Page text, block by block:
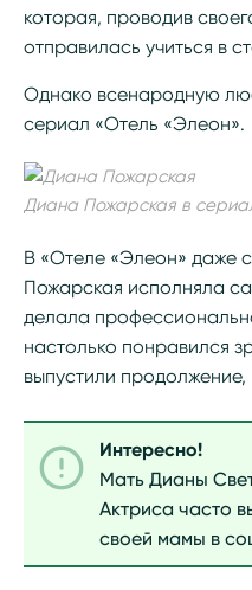
которая, проводив
отправилась учиться в
Однако всенародную
сериал «Отель «Элеон».
Диана Пожарская в
В «Отеле «Элеон» даже
Пожарская исполняла
делала
настолько понравился
выпустили продолжение,
Интересно!
Мать Дианы
Актриса часто
своей мамы в